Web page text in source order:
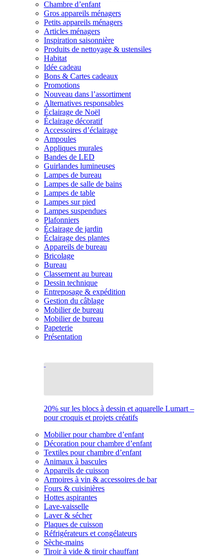
Chambre d’enfant
Gros appareils ménagers
Petits appareils ménagers
Articles ménagers
Inspiration saisonnière
Produits de nettoyage & ustensiles
Habitat
Idée cadeau
Bons & Cartes cadeaux
Promotions
Nouveau dans l’assortiment
Alternatives responsables
Éclairage de Noël
Éclairage décoratif
Accessoires d’éclairage
Ampoules
Appliques murales
Bandes de LED
Guirlandes lumineuses
Lampes de bureau
Lampes de salle de bains
Lampes de table
Lampes sur pied
Lampes suspendues
Plafonniers
Éclairage de jardin
Éclairage des plantes
Appareils de bureau
Bricolage
Bureau
Classement au bureau
Dessin technique
Entreposage & expédition
Gestion du câblage
Mobilier de bureau
Mobilier de bureau
Papeterie
Présentation
20% sur les blocs à dessin et aquarelle Lumart –
pour croquis et projets créatifs
Mobilier pour chambre d’enfant
Décoration pour chambre d’enfant
Textiles pour chambre d’enfant
Animaux à bascules
Appareils de cuisson
Armoires à vin & accessoires de bar
Fours & cuisinières
Hottes aspirantes
Lave-vaisselle
Laver & sécher
Plaques de cuisson
Réfrigérateurs et congélateurs
Sèche-mains
Tiroir à vide & tiroir chauffant